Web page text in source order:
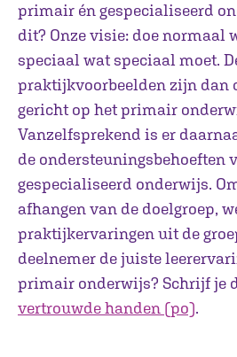
primair én gespecialiseerd
dit? Onze visie: doe normaal
speciaal wat speciaal moet.
praktijkvoorbeelden zijn dan
gericht op het primair
Vanzelfsprekend is er
de ondersteuningsbehoeften
gespecialiseerd onderwijs.
afhangen van de doelgroep,
praktijkervaringen uit de
deelnemer de juiste
primair onderwijs? Schrijf je
vertrouwde handen (po).